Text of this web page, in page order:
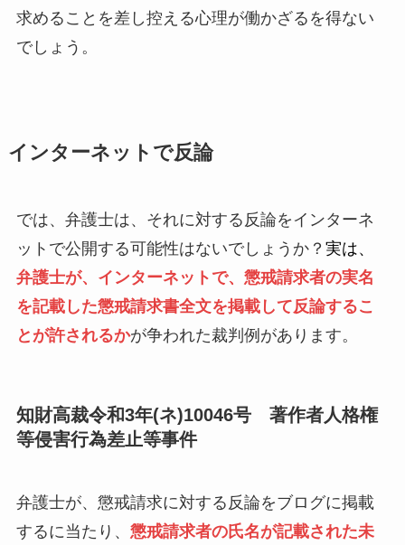
求めることを差し控える心理が働かざるを得ない
でしょう。
インターネットで反論
では、弁護士は、それに対する反論をインターネ
ットで公開する可能性はないでしょうか？ 実は、
弁護士が、インターネットで、懲戒請求者の実名
を記載した懲戒請求書全文を掲載して反論するこ
とが許されるかが争われた裁判例があります。
知財高裁令和3年(ネ)10046号 著作者人格権
等侵害行為差止等事件
弁護士が、懲戒請求に対する反論をブログに掲載
するに当たり、 懲戒請求者の氏名が記載された未